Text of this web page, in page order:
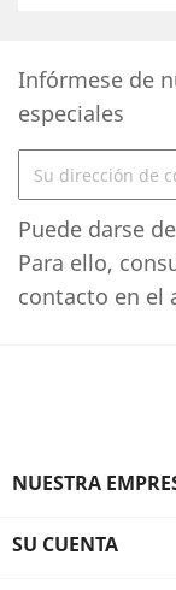
Infórmese de
especiales
Puede darse
Para ello,
contacto en el
NUESTRA
SU CUENTA